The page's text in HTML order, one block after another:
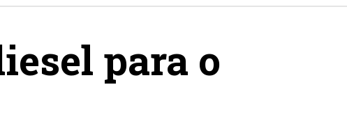
para o